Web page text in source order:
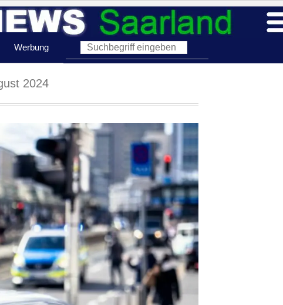
Werbung
2024